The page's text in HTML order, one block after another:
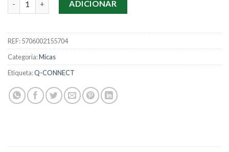
ADICIONAR
REF:5706002155704
Categoria:Micas
Etiqueta:Q-CONNECT